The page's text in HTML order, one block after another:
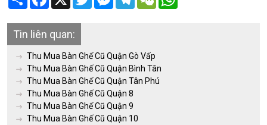
Tin liên quan:
Thu Mua Bàn Ghế Cũ Quận Gò Vấp
Thu Mua Bàn Ghế Cũ Quận Bình Tân
Thu Mua Bàn Ghế Cũ Quận Tân Phú
Thu Mua Bàn Ghế Cũ Quận 8
Thu Mua Bàn Ghế Cũ Quận 9
Thu Mua Bàn Ghế Cũ Quận 10